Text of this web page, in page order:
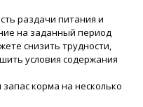
раздачи питания и
на заданный период
снизить трудности,
условия содержания
корма на несколько